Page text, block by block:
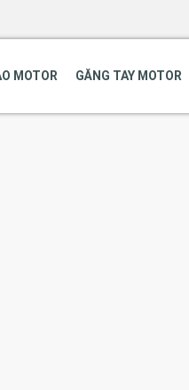
MOTOR GĂNG TAY MOTOR